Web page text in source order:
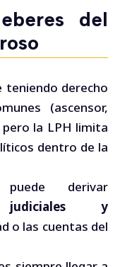
del
teniendo derecho
(ascensor,
la LPH limita
dentro de la
derivar
judiciales y
o las cuentas del